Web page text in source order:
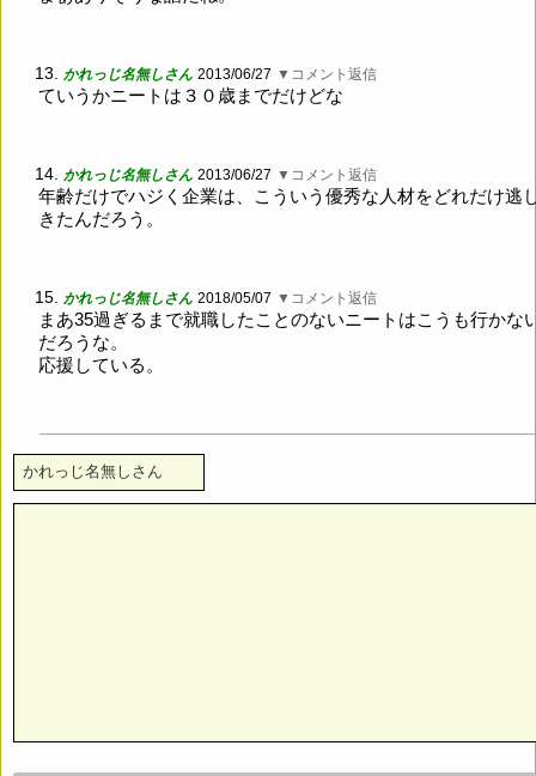
13. かれっじ名無しさん 2013/06/27 ▼コメント返信
ていうかニートは３０歳までだけどな
14. かれっじ名無しさん 2013/06/27 ▼コメント返信
年齢だけでハジく企業は、こういう優秀な人材をどれだけ逃
きたんだろう。
15. かれっじ名無しさん 2018/05/07 ▼コメント返信
まあ35過ぎるまで就職したことのないニートはこうも行かな
だろうな。
応援している。